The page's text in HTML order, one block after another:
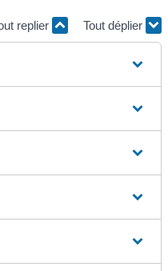
replier Tout déplier